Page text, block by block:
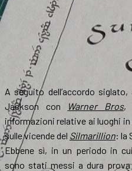
A seguito dell’accordo
Jackson con
Warner Bros,
informazioni relative ai luoghi
sulle vicende del Silmarillion: la
Ebbene sì, in un periodo in
sono stati messi a dura prova